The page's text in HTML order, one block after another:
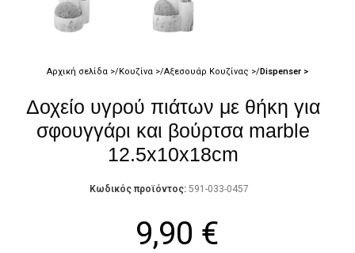
Αρχική σελίδα Κουζίνα Αξεσουάρ Κουζίνας Dispenser
Δοχείο υγρού πιάτων με θήκη για
σφουγγάρι και βούρτσα marble
12.5x10x18cm
Κωδικός προϊόντος: 591-033-0457
9,90 €